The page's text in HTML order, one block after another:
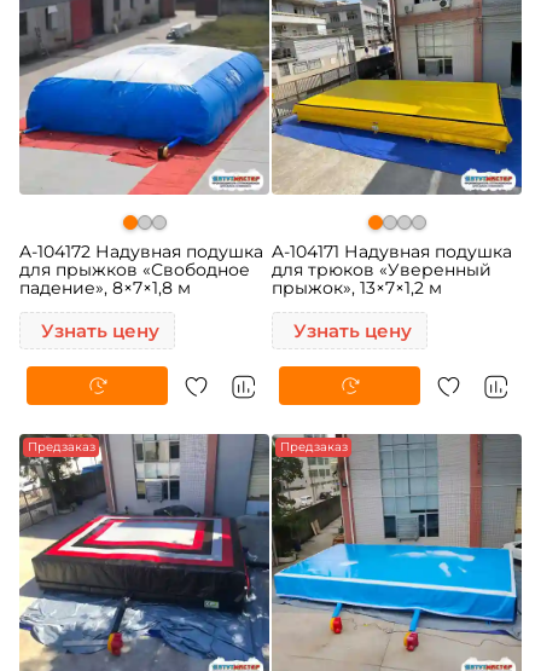
A-104172 Надувная подушка
для прыжков «Свободное
падение», 8×7×1,8 м
Узнать цену
A-104171 Надувная подушка
для трюков «Уверенный
прыжок», 13×7×1,2 м
Узнать цену
Предзаказ Предзаказ